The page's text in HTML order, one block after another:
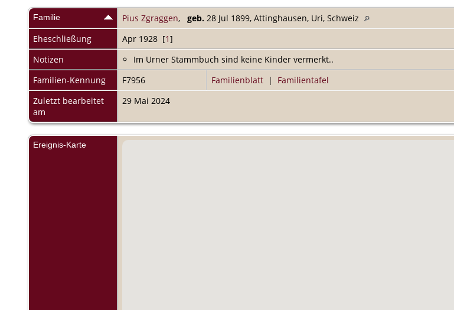
Familie Pius Zgraggen, geb. 28 Jul 1899, Attinghausen, Uri, Schweiz
Eheschließung
Apr 1928 [1]
Notizen
Im Urner Stammbuch sind keine Kinder vermerkt..
Familien-Kennung
F7956 Familienblatt | Familientafel
Zuletzt bearbeitet
am
29 Mai 2024
Ereignis-Karte